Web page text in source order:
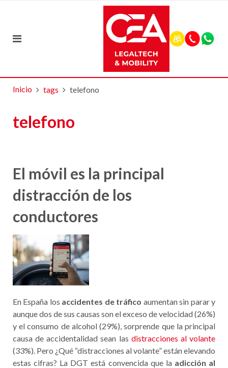
Inicio tags telefono
telefono
El móvil es la principal
distracción de los
conductores
En España los accidentes de tráfico aumentan sin parar y
aunque dos de sus causas son el exceso de velocidad (26%)
y el consumo de alcohol (29%), sorprende que la principal
causa de accidentalidad sean las distracciones al volante
(33%). Pero ¿Qué “distracciones al volante” están elevando
estas cifras? La DGT está convencida que la adicción al